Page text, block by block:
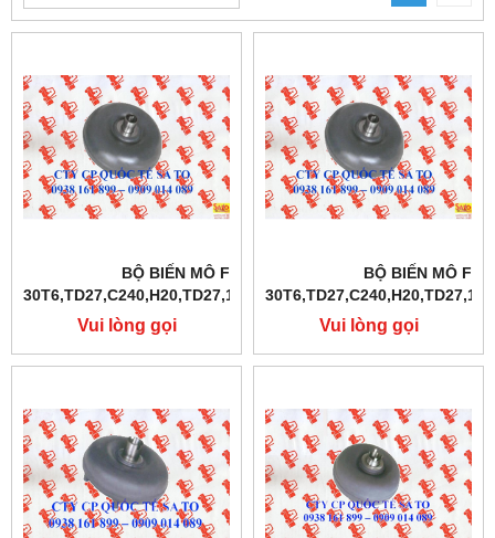
BỘ BIẾN MÔ FD10-
30T6,TD27,C240,H20,TD27,1DZ,4Y,4D94E,S4S
Vui lòng gọi
BỘ BIẾN MÔ
Vui lòng gọi